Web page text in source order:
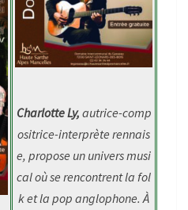
Charlotte Ly, autrice-comp
ositrice-interprète rennais
e, propose un univers musi
cal où se rencontrent la fol
k et la pop anglophone. À